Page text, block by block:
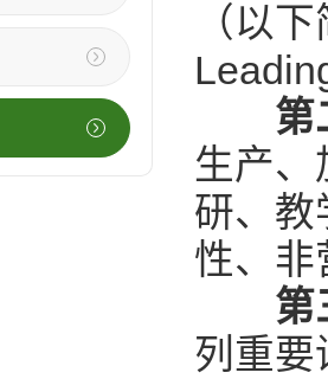
（以
第
生产、
研、教
性、非
第
列重要